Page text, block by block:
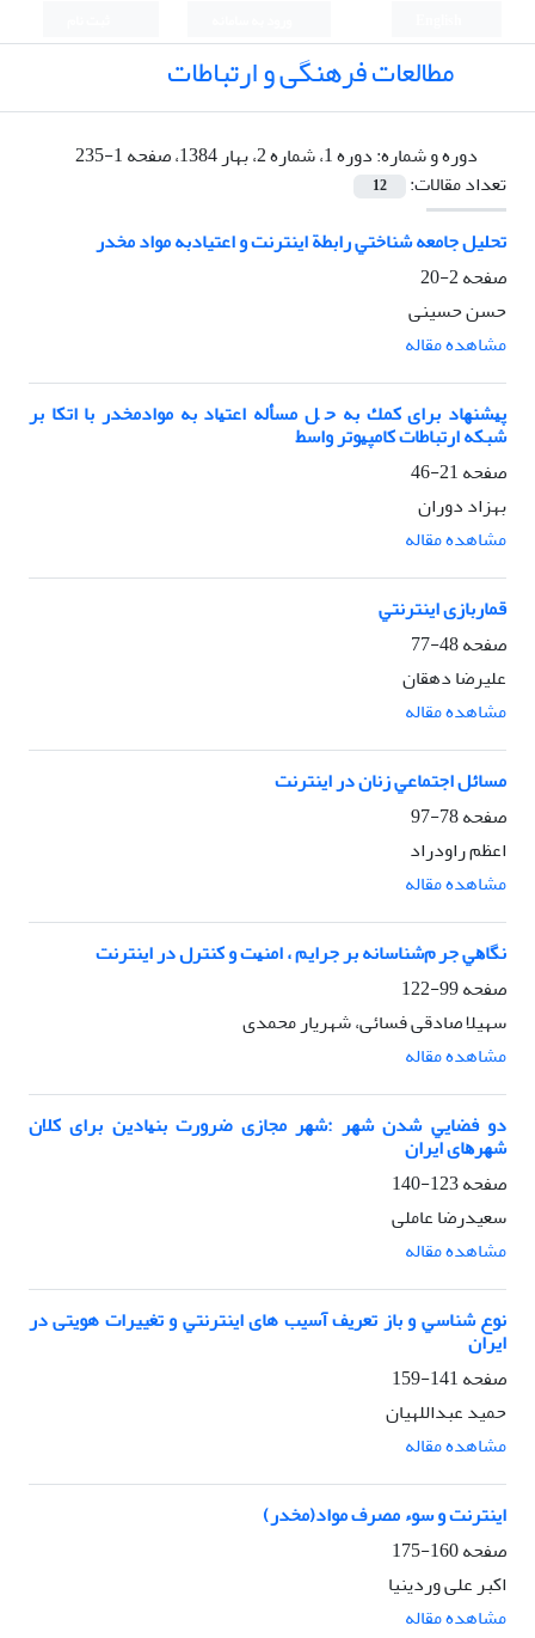
مطالعات فرهنگی و ارتباطات
دوره و شماره:دوره 1، شماره 2، بهار 1384، صفحه 1-235
تعداد مقالات:
12
تحلیل ﺟﺎﻣﻌﻪ ﺷﻨﺎﺧﺘﻲ راﺑﻄﺔ اﻳﻨﺘﺮﻧﺖ و اعتیادﺑﻪ ﻣﻮاد ﻣﺨﺪر
صفحه2-20
حسن حسینی
مشاهده مقاله
ﭘﻴﺸﻨﻬﺎد ﺑﺮای ﻛﻤﻚ ﺑﻪ ﺣ ﻞ ﻣﺴﺄﻟﻪ اﻋﺘﻴﺎد ﺑﻪ ﻣﻮادﻣﺨﺪر ﺑﺎ اﺗﻜﺎ ﺑﺮ
ﺷﺒﻜﻪ ارﺗﺒﺎﻃﺎت ﻛﺎﻣﭙﻴﻮﺗﺮ واﺳﻂ
صفحه21-46
بهزاد دوران
مشاهده مقاله
ﻗﻤﺎرﺑﺎزی اﻳﻨﺘﺮﻧﺘﻲ
صفحه48-77
علیرضا دهقان
مشاهده مقاله
ﻣﺴﺎﺋﻞ اﺟﺘﻤﺎﻋﻲ زﻧﺎن در اﻳﻨﺘﺮﻧﺖ
صفحه78-97
اعظم راودراد
مشاهده مقاله
ﻧﮕﺎﻫﻲ ﺟﺮ مﺷﻨﺎﺳﺎﻧﻪ ﺑﺮ ﺟﺮاﻳﻢ ، اﻣﻨﻴﺖ و ﻛﻨﺘﺮل در اﻳﻨﺘﺮﻧﺖ
صفحه99-122
سهیلا صادقی فسائی، شهریار محمدی
مشاهده مقاله
دو ﻓﻀﺎﻳﻲ ﺷﺪن ﺷﻬﺮ :ﺷﻬﺮ ﻣﺠﺎزی ﺿﺮورت ﺑﻨﻴﺎدﻳﻦ ﺑﺮای ﻛﻼن
ﺷﻬﺮﻫﺎی اﻳﺮان
صفحه123-140
سعیدرضا عاملی
مشاهده مقاله
ﻧﻮع ﺷﻨﺎﺳﻲ و ﺑﺎز ﺗﻌﺮﻳﻒ آﺳیب های اﻳﻨﺘﺮﻧﺘﻲ و تغییرات هویتی در
اﻳﺮان
صفحه141-159
حمید عبداللهیان
مشاهده مقاله
اﻳﻨﺘﺮﻧﺖ و ﺳﻮء ﻣﺼﺮف ﻣﻮاد(ﻣﺨﺪر)
صفحه160-175
اکبر علی وردینیا
مشاهده مقاله